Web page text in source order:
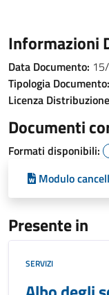
Informazioni
Data Documento:
Tipologia Documento:
Licenza
Documenti
Formati disponibili:
Modulo
Presente in
SERVIZI